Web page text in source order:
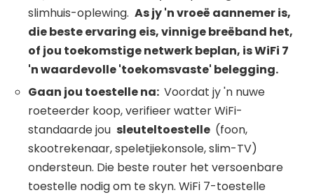
slimhuis-oplewing. As jy 'n vroeë aannemer is,
die beste ervaring eis, vinnige breëband het,
of jou toekomstige netwerk beplan, isWiFi 7
'n waardevolle 'toekomsvaste' belegging.
Gaan jou toestelle na: Voordat jy 'n nuwe
roeteerder koop, verifieer watter WiFi-
standaarde jou sleuteltoestelle (foon,
skootrekenaar, speletjiekonsole, slim-TV)
ondersteun. Die beste router het versoenbare
toestelle nodig om te skyn. WiFi 7-toestelle